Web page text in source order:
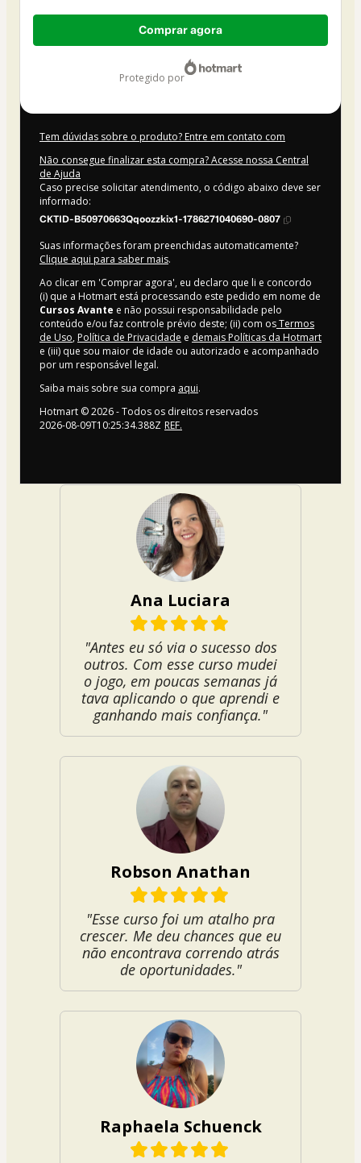
Total
Comprar agora
protegido por
Tem dúvidas sobre o produto? Entre em contato com
Não consegue finalizar esta compra? Acesse nossa Central
de Ajuda
Caso precise solicitar atendimento, o código abaixo deve ser
informado:
CKTID-B50970663Qqoozzkix1-1786271040690-0807
Suas informações foram preenchidas automaticamente?
Clique aqui para saber mais.
Ao clicar em 'Comprar agora', eu declaro que li e concordo
(i) que a Hotmart está processando este pedido em nome de
Cursos Avante e não possui responsabilidade pelo
conteúdo e/ou faz controle prévio deste; (ii) com osTermos
de Uso, Política de Privacidade e demais Políticas da Hotmart
e (iii) que sou maior de idade ou autorizado e acompanhado
por um responsável legal.
Saiba mais sobre sua compra aqui.
Hotmart ©2026- Todos os direitos reservados
2026-08-09T10:25:34.388Z REF.
Ana Luciara
"Antes eu só via o sucesso dos
outros. Com esse curso mudei
o jogo, em poucas semanas já
tava aplicando o que aprendi e
ganhando mais confiança."
Robson Anathan
"Esse curso foi um atalho pra
crescer. Me deu chances que eu
não encontrava correndo atrás
de oportunidades."
Raphaela Schuenck